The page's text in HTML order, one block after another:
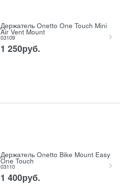
Держатель Onetto One Touch Mini
Air Vent Mount
03109
1 250руб.
Держатель Onetto Bike Mount Easy
One Touch
03110
1 400руб.